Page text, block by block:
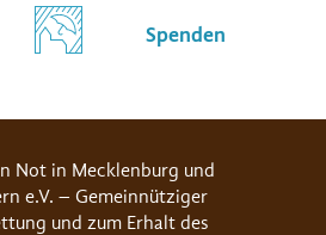
Spenden
Not in Mecklenburg und
e.V. – Gemeinnütziger
und zum Erhalt des